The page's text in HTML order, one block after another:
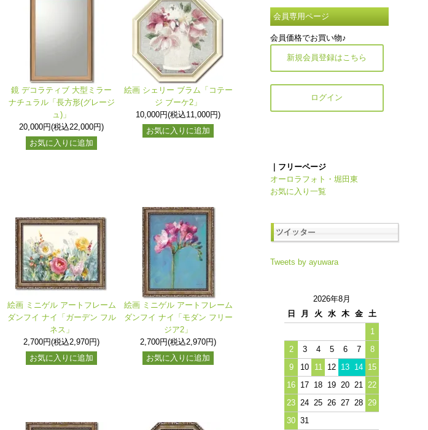
鏡 デコラティブ 大型ミラー
ナチュラル「長方形(グレージ
ュ)」
20,000円(税込22,000円)
お気に入りに追加
絵画 シェリー ブラム「コテー
ジ ブーケ2」
10,000円(税込11,000円)
お気に入りに追加
絵画 ミニゲル アートフレーム
ダンフイ ナイ「ガーデン フル
ネス」
2,700円(税込2,970円)
お気に入りに追加
絵画 ミニゲル アートフレーム
ダンフイ ナイ「モダン フリー
ジア2」
2,700円(税込2,970円)
お気に入りに追加
会員専用ページ
会員価格でお買い物♪
新規会員登録はこちら
ログイン
｜フリーページ
オーロラフォト・堀田東
お気に入り一覧
Tweets by ayuwara
2026年8月
日
月 火 水 木 金
土
1
2
3 4 5 6 7
8
9
10 11 12 13 14 15
16 17 18 19 20 21
22
23 24 25 26 27 28 29
30 31